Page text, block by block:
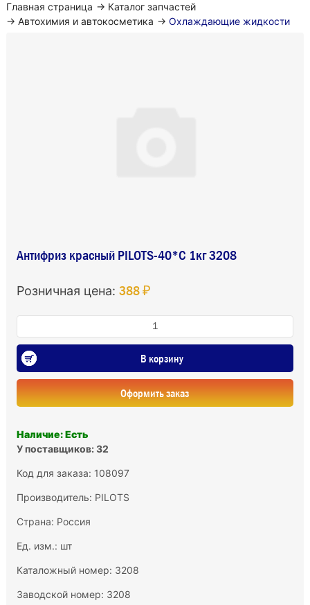
Главная страница → Каталог запчастей
→ Автохимия и автокосметика → Охлаждающие жидкости
Антифриз красный PILOTS-40*С 1кг 3208
Розничная цена: 388 ₽
В корзину
Оформить заказ
Наличие: Есть
У поставщиков: 32
Код для заказа: 108097
Производитель: PILOTS
Страна: Россия
Ед. изм.: шт
Каталожный номер: 3208
Заводской номер: 3208